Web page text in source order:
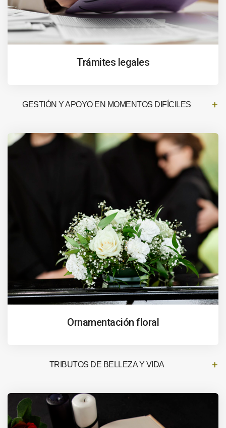
Trámites legales
GESTIÓN Y APOYO EN MOMENTOS DIFÍCILES
Ornamentación floral
TRIBUTOS DE BELLEZA Y VIDA